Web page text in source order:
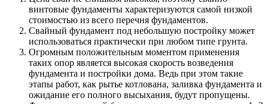
винтовые фундаменты характеризуются самой низкой
стоимостью из всего перечня фундаментов.
Свайный фундамент под небольшую постройку может
использоваться практически при любом типе грунта.
Огромным положительным моментом применения
таких опор является высокая скорость возведения
фундамента и постройки дома. Ведь при этом такие
этапы работ, как рытье котлована, заливка фундамента и
ожидание его полного высыхания, будут пропущены.